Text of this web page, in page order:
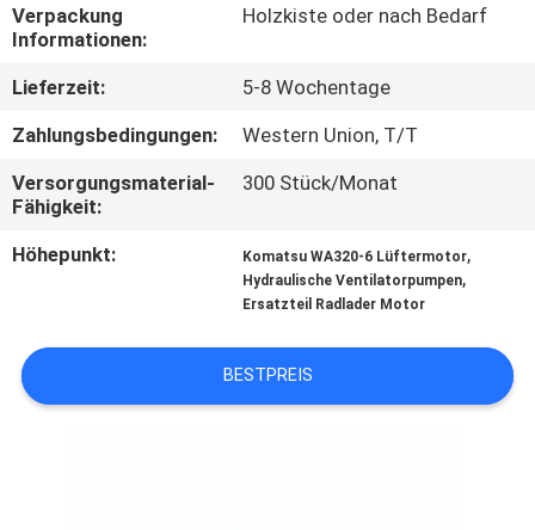
KONTAKT
NACHRICHTEN
ALLE
FÄLLE
SITEMAP
Verpackung
Informationen:
Holzkiste oder nach Bedarf
Lieferzeit:
5-8 Wochentage
Zahlungsbedingungen:
Western Union, T/T
Versorgungsmaterial-
Fähigkeit:
300 Stück/Monat
Höhepunkt: Komatsu WA320-6 Lüftermotor,
Hydraulische Ventilatorpumpen,
Ersatzteil Radlader Motor
BESTPREIS